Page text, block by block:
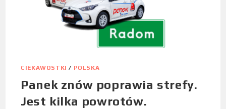
CIEKAWOSTKI / POLSKA
Panek znów poprawia strefy.
Jest kilka powrotów.